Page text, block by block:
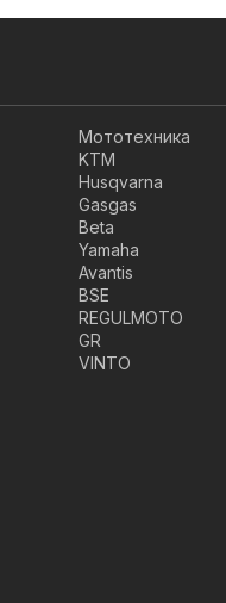
Мототехника
KTM
Husqvarna
Gasgas
Beta
Yamaha
Avantis
BSE
REGULMOTO
GR
VINTO